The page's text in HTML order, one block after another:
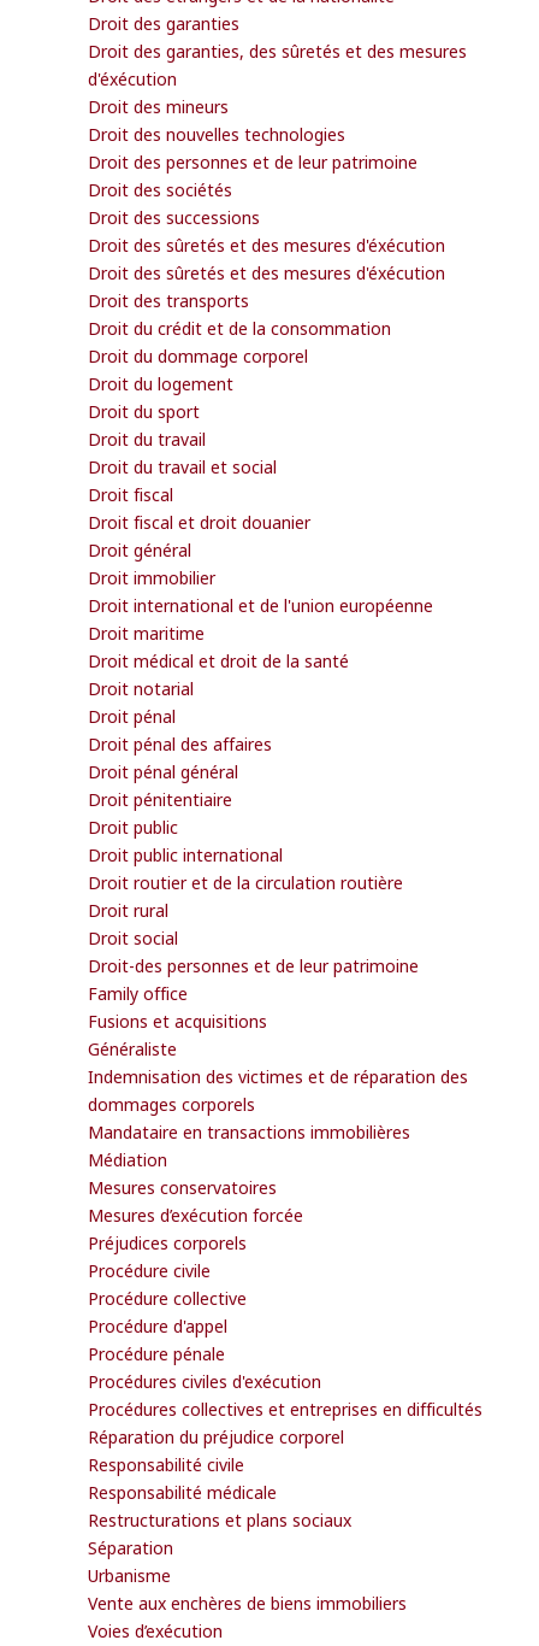
Droit des garanties
Droit des garanties, des sûretés et des mesures
d'éxécution
Droit des mineurs
Droit des nouvelles technologies
Droit des personnes et de leur patrimoine
Droit des sociétés
Droit des successions
Droit des sûretés et des mesures d'éxécution
Droit des sûretés et des mesures d'éxécution
Droit des transports
Droit du crédit et de la consommation
Droit du dommage corporel
Droit du logement
Droit du sport
Droit du travail
Droit du travail et social
Droit fiscal
Droit fiscal et droit douanier
Droit général
Droit immobilier
Droit international et de l'union européenne
Droit maritime
Droit médical et droit de la santé
Droit notarial
Droit pénal
Droit pénal des affaires
Droit pénal général
Droit pénitentiaire
Droit public
Droit public international
Droit routier et de la circulation routière
Droit rural
Droit social
Droit-des personnes et de leur patrimoine
Family office
Fusions et acquisitions
Généraliste
Indemnisation des victimes et de réparation des
dommages corporels
Mandataire en transactions immobilières
Médiation
Mesures conservatoires
Mesures d’exécution forcée
Préjudices corporels
Procédure civile
Procédure collective
Procédure d'appel
Procédure pénale
Procédures civiles d'exécution
Procédures collectives et entreprises en difficultés
Réparation du préjudice corporel
Responsabilité civile
Responsabilité médicale
Restructurations et plans sociaux
Séparation
Urbanisme
Vente aux enchères de biens immobiliers
Voies d’exécution